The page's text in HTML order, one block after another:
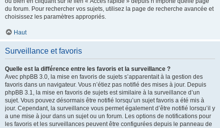
du forum. Pour rechercher vos sujets, utilisez la page de recherche avancée et
choisissez les paramètres appropriés.
Haut
Surveillance et favoris
Quelle est la différence entre les favoris et la surveillance ?
Avec phpBB 3.0, la mise en favoris de sujets s’apparentait à la gestion des
favoris dans un navigateur. Vous n’étiez pas notifié des mises à jour. Depuis
phpBB 3.1, la mise en favoris de sujets est similaire à la surveillance d’un
sujet. Vous pouvez désormais être notifié lorsqu’un sujet favoris a été mis à
jour. Cependant, la surveillance vous permet également d’être notifié lorsqu’il y
a une mise à jour dans un sujet ou un forum. Les options de notifications pour
les favoris et les surveillances peuvent être configurées depuis le panneau de